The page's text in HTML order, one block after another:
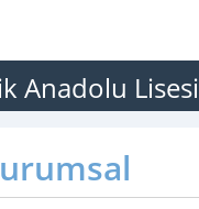
Anadolu Lisesi